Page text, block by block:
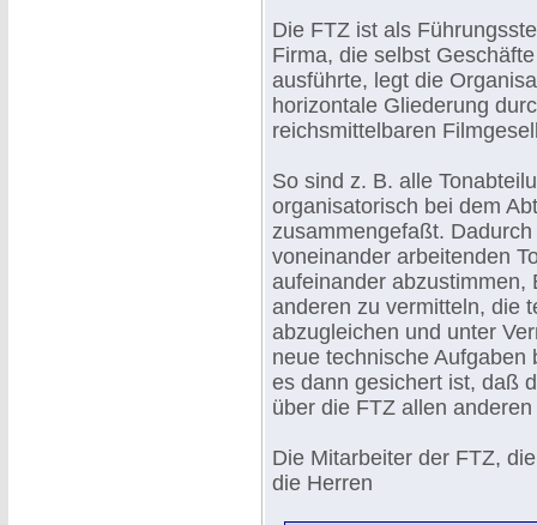
Die FTZ ist als
Firma, die selbst
ausführte, legt die
horizontale Gliederung
reichsmittelbaren
So sind z. B. alle
organisatorisch bei dem
zusammengefaßt.
voneinander arbeitenden
aufeinander abzustimmen,
anderen zu vermitteln, die
abzugleichen und unter
neue technische
es dann gesichert ist, daß
über die FTZ allen
Die Mitarbeiter der FTZ,
die Herren